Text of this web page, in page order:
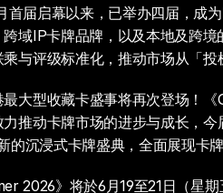
届启幕以来，已举办四届，成
域IP卡牌品牌，以及本地及跨境
与评级标准化，推动市场从「投
大型收藏卡盛事将再次登场！
推动卡牌市场的进步与成长，
的沉浸式卡牌盛典，全面展现卡
2026》将於6月19至21日（星